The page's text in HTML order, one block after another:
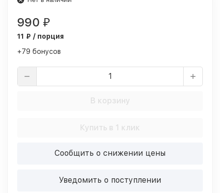
990 ₽
11 ₽ / порция
+79 бонусов
В корзину
Купить в 1 клик
Сообщить о снижении цены
Уведомить о поступлении